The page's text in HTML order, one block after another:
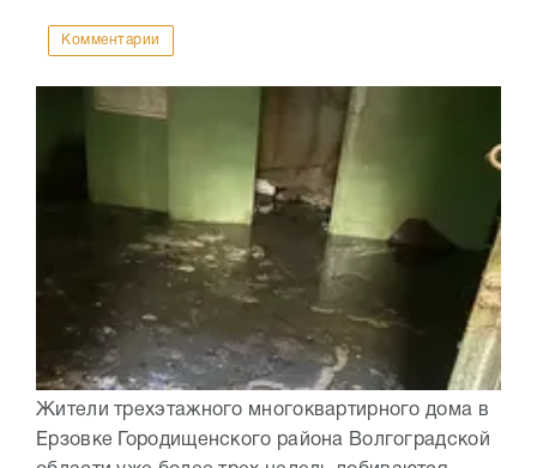
Комментарии
Жители трехэтажного многоквартирного дома в
Ерзовке Городищенского района Волгоградской